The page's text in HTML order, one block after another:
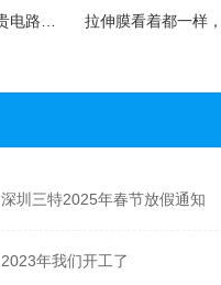
一只银灰色袋子，为什么能救下一块昂贵电路板？屏蔽袋没你想得那么简单
深圳三特2025年春节放假通知
2023年我们开工了